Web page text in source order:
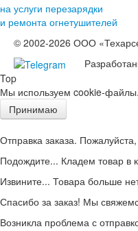
на услуги перезарядки
и ремонта огнетушителей
© 2002-2026 ООО
Top
Мы используем cookie-
Принимаю
Отправка заказа.
Подождите... Кладем товар в
Извините... Товара больше
Спасибо за заказ! Мы
Возникла проблема с